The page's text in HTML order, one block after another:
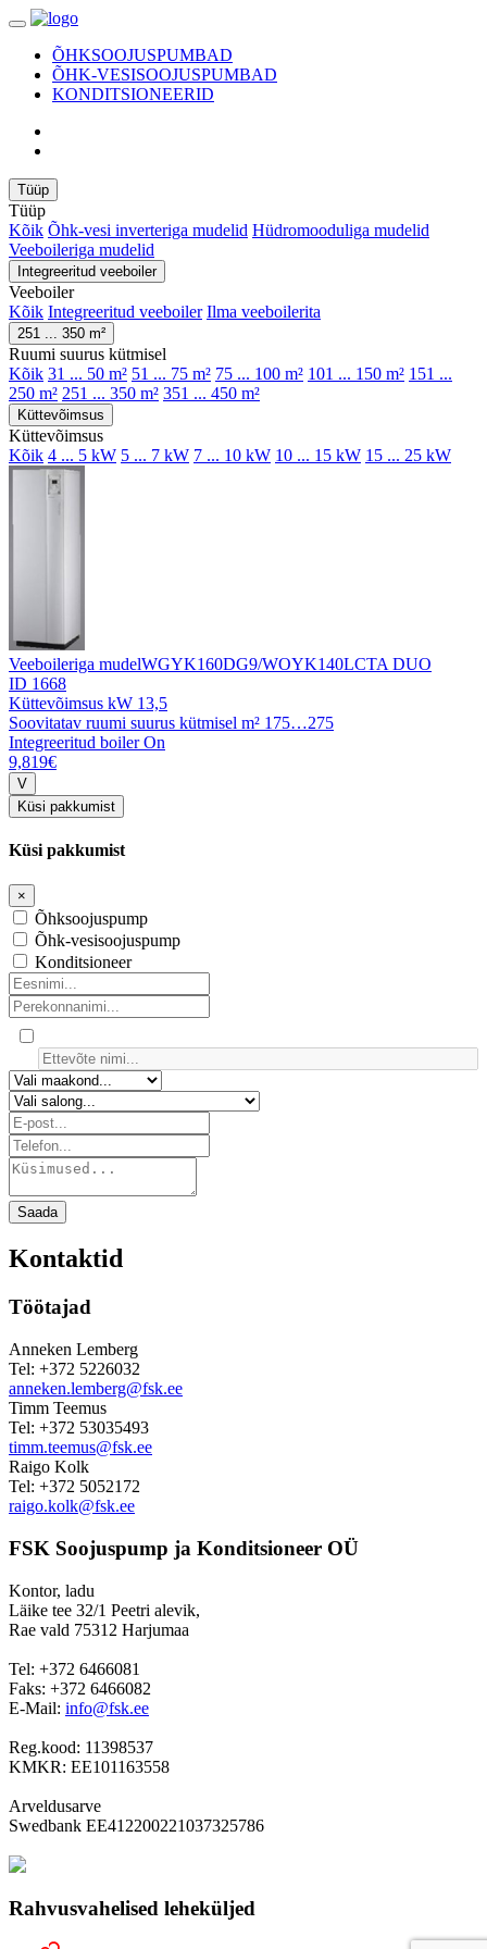
ÕHKSOOJUSPUMBAD
ÕHK-VESISOOJUSPUMBAD
KONDITSIONEERID
Tüüp
Tüüp
Kõik Õhk-vesi inverteriga mudelid Hüdromooduliga mudelid
Veeboileriga mudelid
Integreeritud veeboiler
Veeboiler
Kõik Integreeritud veeboiler Ilma veeboilerita
251 ... 350 m²
Ruumi suurus kütmisel
Kõik 31 ... 50 m² 51 ... 75 m² 75 ... 100 m² 101 ... 150 m² 151 ...
250 m² 251 ... 350 m² 351 ... 450 m²
Küttevõimsus
Küttevõimsus
Kõik 4 ... 5 kW 5 ... 7 kW 7 ... 10 kW 10 ... 15 kW 15 ... 25 kW
Veeboileriga mudelWGYK160DG9/WOYK140LCTA DUO
ID 1668
Küttevõimsus kW 13,5
Soovitatav ruumi suurus kütmisel m² 175…275
Integreeritud boilerOn
9,819€
Küsi pakkumist
Küsi pakkumist
×
Õhksoojuspump
Õhk-vesisoojuspump
Konditsioneer
Saada
Kontaktid
Töötajad
Anneken Lemberg
Tel: +372 5226032
anneken.lemberg@fsk.ee
Timm Teemus
Tel: +372 53035493
timm.teemus@fsk.ee
Raigo Kolk
Tel: +372 5052172
raigo.kolk@fsk.ee
FSK Soojuspump ja Konditsioneer OÜ
Kontor, ladu
Läike tee 32/1 Peetri alevik,
Rae vald 75312 Harjumaa
Tel: +372 6466081
Faks: +372 6466082
E-Mail: info@fsk.ee
Reg.kood: 11398537
KMKR: EE101163558
Arveldusarve
Swedbank EE412200221037325786
Rahvusvahelised leheküljed